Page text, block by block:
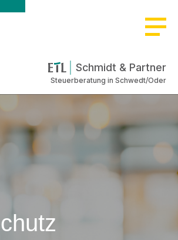
Schmidt & Partner
Steuerberatung in Schwedt/Oder